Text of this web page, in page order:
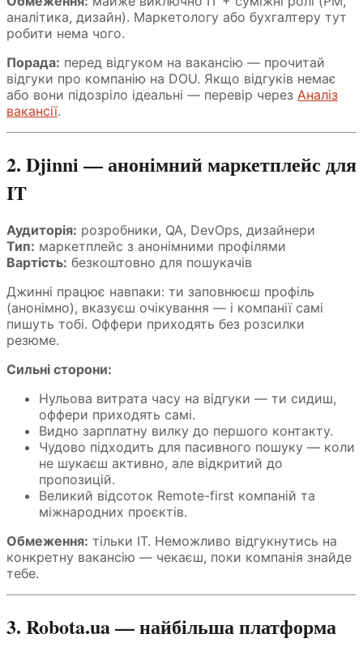
аналітика, дизайн). Маркетологу або бухгалтеру тут
робити нема чого.
Порада: перед відгуком на вакансію — прочитай
відгуки про компанію на DOU. Якщо відгуків немає
або вони підозріло ідеальні — перевір через Аналіз
вакансії.
2. Djinni — анонімний маркетплейс для
IT
Аудиторія: розробники, QA, DevOps, дизайнери
Тип: маркетплейс з анонімними профілями
Вартість: безкоштовно для пошукачів
Джинні працює навпаки: ти заповнюєш профіль
(анонімно), вказуєш очікування — і компанії самі
пишуть тобі. Оффери приходять без розсилки
резюме.
Сильні сторони:
Нульова витрата часу на відгуки — ти сидиш,
оффери приходять самі.
Видно зарплатну вилку до першого контакту.
Чудово підходить для пасивного пошуку — коли
не шукаєш активно, але відкритий до
пропозицій.
Великий відсоток Remote-first компаній та
міжнародних проєктів.
Обмеження: тільки IT. Неможливо відгукнутись на
конкретну вакансію — чекаєш, поки компанія знайде
тебе.
3. Robota.ua — найбільша платформа